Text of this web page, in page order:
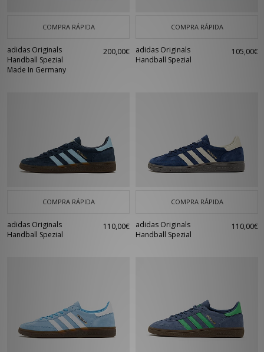
COMPRA RÁPIDA
adidas Originals
Handball Spezial
Made In Germany
200,00€
COMPRA RÁPIDA
adidas Originals
Handball Spezial
105,00€
COMPRA RÁPIDA
adidas Originals
Handball Spezial
110,00€
COMPRA RÁPIDA
adidas Originals
Handball Spezial
110,00€